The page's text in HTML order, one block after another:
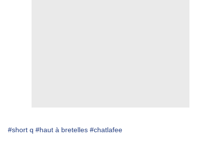
#short q #haut à bretelles #chatlafee